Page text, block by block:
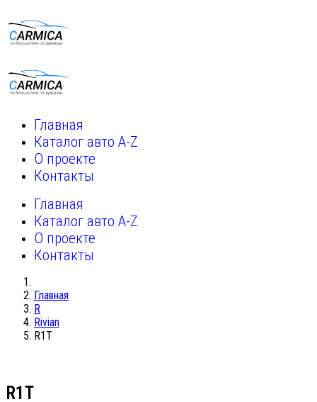
Главная
Каталог авто A-Z
О проекте
Контакты
Главная
Каталог авто A-Z
О проекте
Контакты
Главная
R
Rivian
R1T
R1T